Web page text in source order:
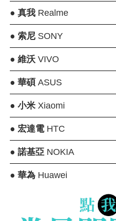
● 真我Realme
● 索尼SONY
● 維沃VIVO
● 華碩 ASUS
● 小米Xiaomi
● 宏達電HTC
● 諾基亞NOKIA
● 華為Huawei